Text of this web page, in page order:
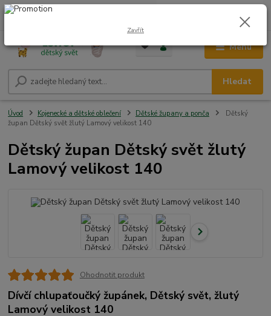
Menu
Hledat
+420 604 278 943 0,00 Kč
Úvod Kojenecké a dětské oblečení Dětské župany a ponča
Dětský
župan Dětský svět žlutý Lamový velikost 140
Dětský župan Dětský svět žlutý
Lamový velikost 140
Ohodnotit produkt
Dívčí chlupaťoučký župánek, Dětský svět, žlutý
Lamový velikost 140
Zavřít